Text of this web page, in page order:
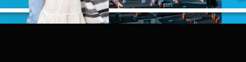
prywatności, logowania czy wypełniania
Dzięki plikom cookies strona, z której korzystasz,
i personalizacyjne
ZAPISZ WYBRANE